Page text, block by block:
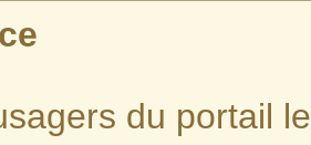
du portail